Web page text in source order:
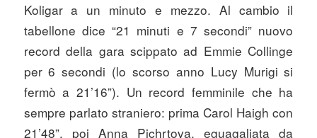
Koligar a un minuto e mezzo. Al cambio il
tabellone dice “21 minuti e 7 secondi” nuovo
record della gara scippato ad Emmie Collinge
per 6 secondi (lo scorso anno Lucy Murigi si
fermò a 21’16”). Un record femminile che ha
sempre parlato straniero: prima Carol Haigh con
21’48”, poi Anna Pichrtova, eguagaliata da